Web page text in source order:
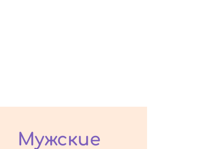
Мужские